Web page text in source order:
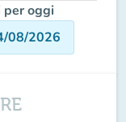
per oggi
08/2026